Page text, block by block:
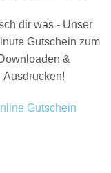
dir was - Unser
Gutschein zum
&
Ausdrucken!
Gutschein